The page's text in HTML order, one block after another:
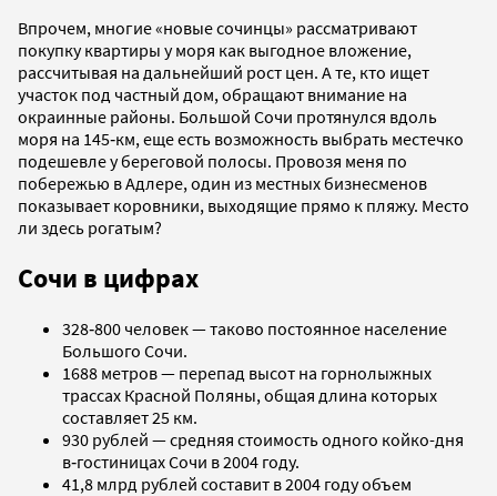
Впрочем, многие «новые сочинцы» рассматривают
покупку квартиры у моря как выгодное вложение,
рассчитывая на дальнейший рост цен. А те, кто ищет
участок под частный дом, обращают внимание на
окраинные районы. Большой Сочи протянулся вдоль
моря на 145‑км, еще есть возможность выбрать местечко
подешевле у береговой полосы. Провозя меня по
побережью в Адлере, один из местных бизнесменов
показывает коровники, выходящие прямо к пляжу. Место
ли здесь рогатым?
Сочи в цифрах
328‑800 человек — таково постоянное население
Большого Сочи.
1688 метров — перепад высот на горнолыжных
трассах Красной Поляны, общая длина которых
составляет 25 км.
930 рублей — средняя стоимость одного койко-дня
в‑гостиницах Сочи в 2004 году.
41,8 млрд рублей составит в 2004 году объем